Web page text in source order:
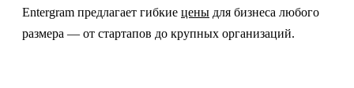
Entergram предлагает гибкие цены для бизнеса любого
размера — от стартапов до крупных организаций.